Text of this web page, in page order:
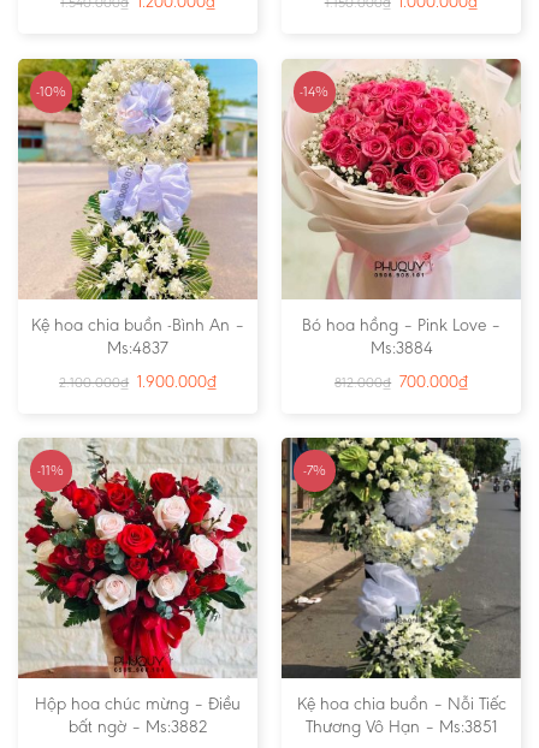
-10%
Kệ hoa chia buồn -Bình An –
Ms:4837
2.100.000₫ 1.900.000₫
-14%
Bó hoa hồng – Pink Love –
Ms:3884
812.000₫ 700.000₫
-11%
Hộp hoa chúc mừng – Điều
bất ngờ – Ms:3882
-7%
Kệ hoa chia buồn – Nỗi Tiếc
Thương Vô Hạn – Ms:3851